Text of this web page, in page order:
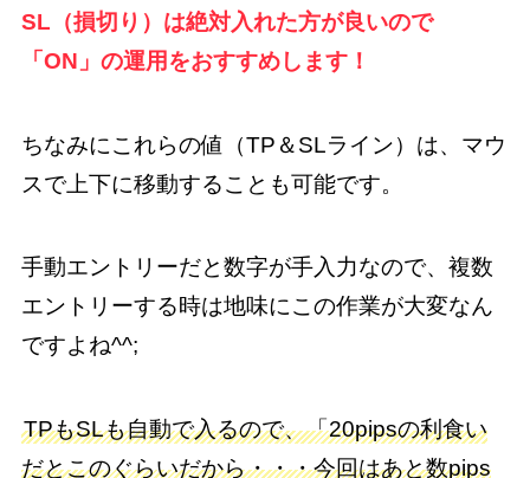
SL（損切り）は絶対入れた方が良いので
「ON」の運用をおすすめします！
ちなみにこれらの値（TP＆SLライン）は、マウ
スで上下に移動することも可能です。
手動エントリーだと数字が手入力なので、複数
エントリーする時は地味にこの作業が大変なん
ですよね^^;
TPもSLも自動で入るので、「20pipsの利食い
だとこのぐらいだから・・・今回はあと数pips